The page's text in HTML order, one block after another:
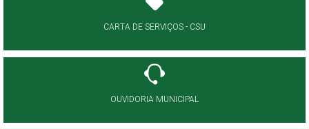
CARTA DE SERVIÇOS - CSU
OUVIDORIA MUNICIPAL